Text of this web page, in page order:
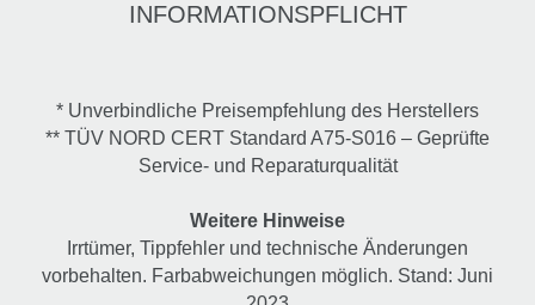
INFORMATIONSPFLICHT
* Unverbindliche Preisempfehlung des Herstellers
** TÜV NORD CERT Standard A75-S016 – Geprüfte
Service- und Reparaturqualität
Weitere Hinweise
Irrtümer, Tippfehler und technische Änderungen
vorbehalten. Farbabweichungen möglich. Stand: Juni